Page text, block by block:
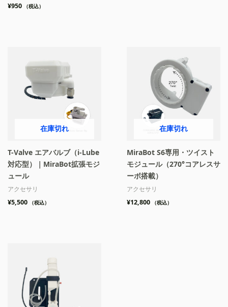
¥950 （税込）
在庫切れ
T-Valve エアバルブ（i-Lube
対応型）｜MiraBot拡張モジ
ュール
アクセサリ
¥5,500 （税込）
在庫切れ
MiraBot S6専用・ツイスト
モジュール（270°コアレスサ
ーボ搭載）
アクセサリ
¥12,800 （税込）